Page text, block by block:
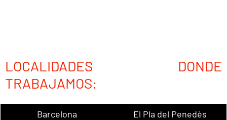
LOCALIDADES DONDE
TRABAJAMOS:
Barcelona
El Pla del Penedès